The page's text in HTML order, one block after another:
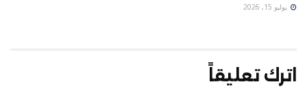
يوليو 15, 2026
اترك تعليقاً